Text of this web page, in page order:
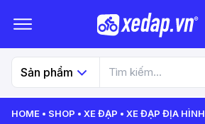
Sản phẩm
HOME SHOP XE ĐẠP XE ĐẠP ĐỊA HÌNH